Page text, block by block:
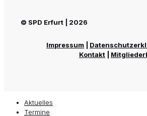
© SPD Erfurt | 2026
Impressum
Kontakt
Aktuelles
Termine